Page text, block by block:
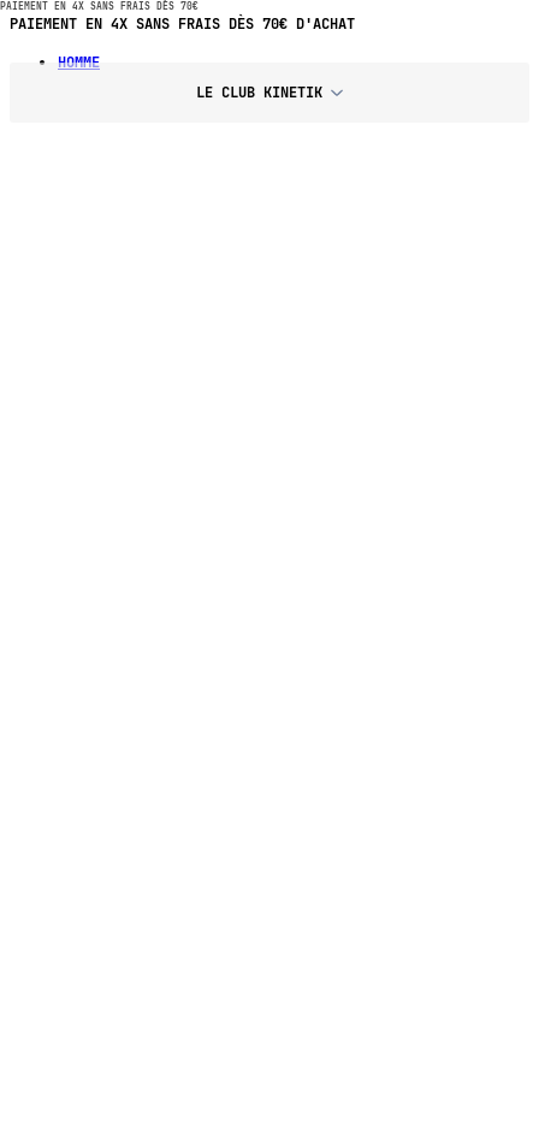
PAIEMENT EN 4X SANS FRAIS DÈS 70€ D'ACHAT
HOMME
LE CLUB KINETIK
PAIEMENT EN 4X SANS FRAIS DÈS 70€